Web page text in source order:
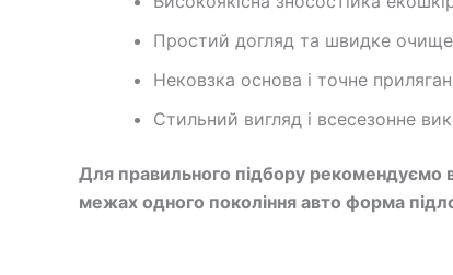
Простий догляд та швидке
Нековзка основа і точне
Стильний вигляд і всесезонне
Для правильного підбору рекомендуємо
межах одного покоління авто форма